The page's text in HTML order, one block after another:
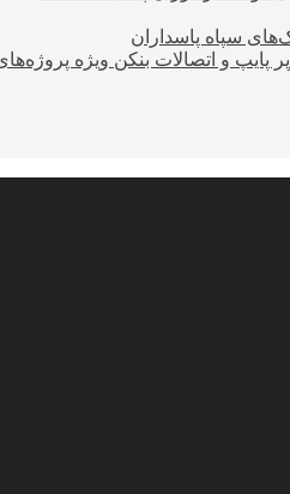
سپاه پاسداران
پایپ و اتصالات بنکن ویژه